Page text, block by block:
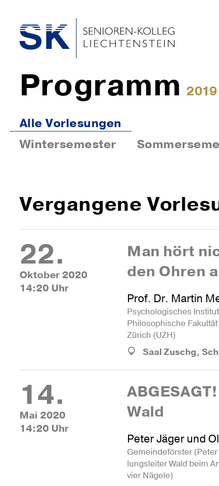
Programm
Alle Vorlesungen
Wintersemester
Vergangene
22.
Oktober 2020
14:20 Uhr
Man hört
den Ohren
Prof. Dr. Martin
Psy­cho­lo­gi­sches Ins­titut
Phi­lo­so­phi­sche
Zürich (UZH)
Saal Zuschg,
14.
Mai 2020
14:20 Uhr
Wald
Peter Jäger und
Gemeindeförster
lungs­leiter Wald beim
vier Nägele)